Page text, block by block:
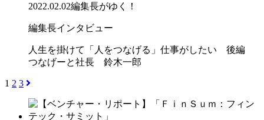
2022.02.02編集長がゆく！
編集長インタビュー
人生を掛けて「人をつなげる」仕事がしたい 後編
つなげーと社長 鈴木一郎
1 2 3